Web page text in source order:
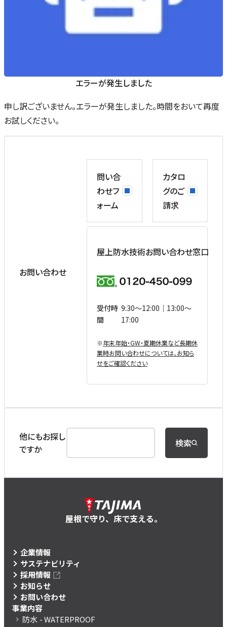
エラーが発生しました
申し訳ございません。エラーが発生しました。時間をおいて再度
お試しください。
お問い合わせ
問い合
わせフ
ォーム
カタロ
グのご
請求
屋上防水技術お問い合わせ窓口
受付時
間
9:30〜12:00｜13:00〜
17:00
※年末年始・GW・夏期休業など⻑期休
業時お問い合わせについては、お知ら
せをご確認ください
他にもお探し
ですか
検索
屋根で守り、床で支える。
企業情報
サステナビリティ
採用情報
お知らせ
お問い合わせ
事業内容
防水 - WATERPROOF